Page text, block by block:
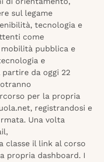
sul legame
tecnologia e
come
pubblica e
e
partire da oggi 22
per la propria
registrandosi e
Una volta
classe il link al corso
propria dashboard. I